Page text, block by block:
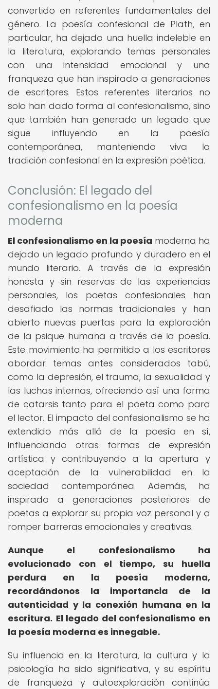
convertido en referentes fundamentales del
género. La poesía confesional de Plath, en
particular, ha dejado una huella indeleble en
la literatura, explorando temas personales
con una intensidad emocional y una
franqueza que han inspirado a generaciones
de escritores. Estos referentes literarios no
solo han dado forma al confesionalismo, sino
que también han generado un legado que
sigue influyendo en la poesía
contemporánea, manteniendo viva la
tradición confesional en la expresión poética.
Conclusión: El legado del
confesionalismo en la poesía
moderna
El confesionalismo en la poesía moderna ha
dejado un legado profundo y duradero en el
mundo literario. A través de la expresión
honesta y sin reservas de las experiencias
personales, los poetas confesionales han
desafiado las normas tradicionales y han
abierto nuevas puertas para la exploración
de la psique humana a través de la poesía.
Este movimiento ha permitido a los escritores
abordar temas antes considerados tabú,
como la depresión, el trauma, la sexualidad y
las luchas internas, ofreciendo así una forma
de catarsis tanto para el poeta como para
el lector. El impacto del confesionalismo se ha
extendido más allá de la poesía en sí,
influenciando otras formas de expresión
artística y contribuyendo a la apertura y
aceptación de la vulnerabilidad en la
sociedad contemporánea. Además, ha
inspirado a generaciones posteriores de
poetas a explorar su propia voz personal y a
romper barreras emocionales y creativas.
Aunque el confesionalismo ha
evolucionado con el tiempo, su huella
perdura en la poesía moderna,
recordándonos la importancia de la
autenticidad y la conexión humana en la
escritura. El legado del confesionalismo en
la poesía moderna es innegable.
Su influencia en la literatura, la cultura y la
psicología ha sido significativa, y su espíritu
de franqueza y autoexploración continúa